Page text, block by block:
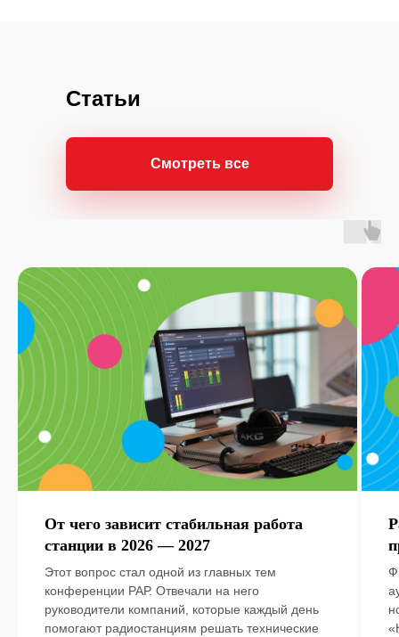
Статьи
Смотреть все
От чего зависит стабильная работа
станции в 2026 — 2027
Этот вопрос стал одной из главных тем
конференции РАР. Отвечали на него
руководители компаний, которые каждый день
помогают радиостанциям решать технические